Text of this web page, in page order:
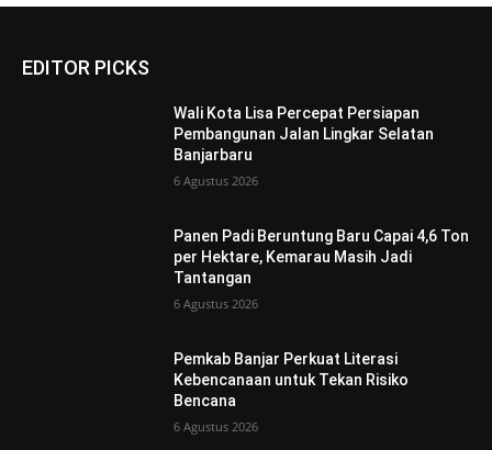
EDITOR PICKS
Wali Kota Lisa Percepat Persiapan
Pembangunan Jalan Lingkar Selatan
Banjarbaru
6 Agustus 2026
Panen Padi Beruntung Baru Capai 4,6 Ton
per Hektare, Kemarau Masih Jadi
Tantangan
6 Agustus 2026
Pemkab Banjar Perkuat Literasi
Kebencanaan untuk Tekan Risiko
Bencana
6 Agustus 2026